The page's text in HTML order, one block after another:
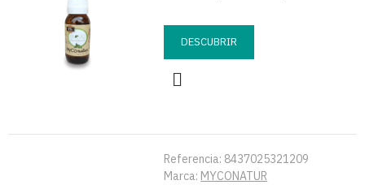
DESCUBRIR
Referencia: 8437025321209
Marca: MYCONATUR